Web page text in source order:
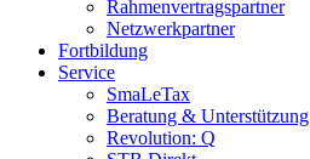
Rahmenvertragspartner
Netzwerkpartner
Fortbildung
Service
SmaLeTax
Beratung & Unterstützung
Revolution: Q